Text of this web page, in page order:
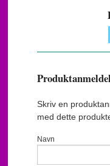
Skriv en
med dette
Navn